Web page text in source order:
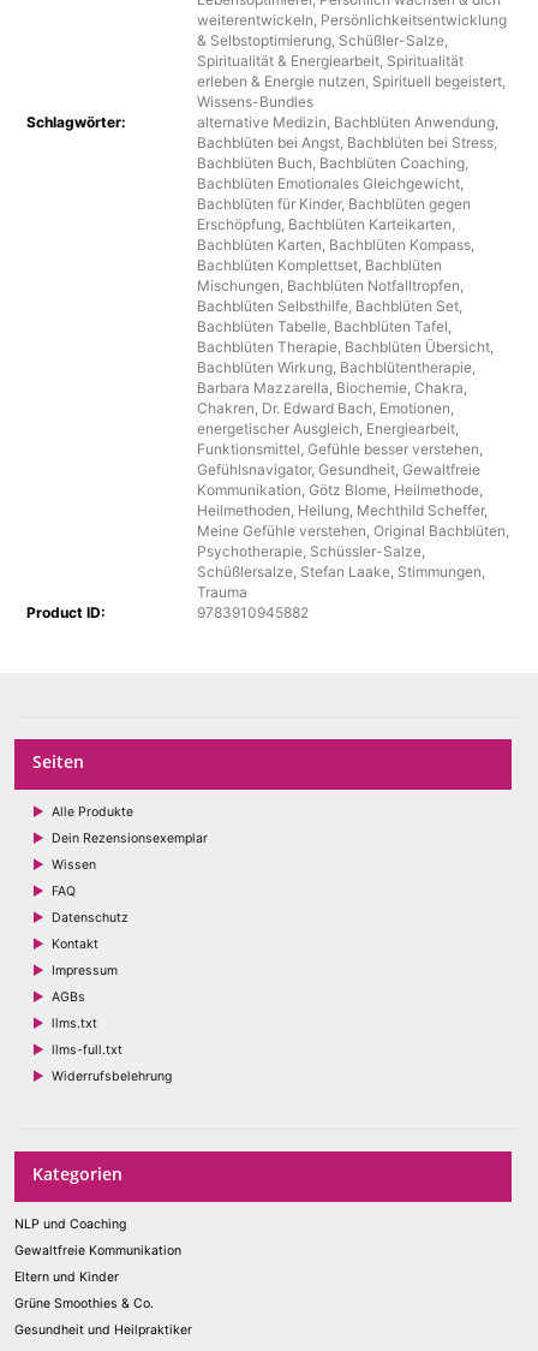
weiterentwickeln, Persönlichkeitsentwicklung
& Selbstoptimierung, Schüßler-Salze,
Spiritualität & Energiearbeit, Spiritualität
erleben & Energie nutzen, Spirituell begeistert,
Wissens-Bundles
Schlagwörter:
alternative Medizin, Bachblüten Anwendung,
Bachblüten bei Angst, Bachblüten bei Stress,
Bachblüten Buch, Bachblüten Coaching,
Bachblüten Emotionales Gleichgewicht,
Bachblüten für Kinder, Bachblüten gegen
Erschöpfung, Bachblüten Karteikarten,
Bachblüten Karten, Bachblüten Kompass,
Bachblüten Komplettset, Bachblüten
Mischungen, Bachblüten Notfalltropfen,
Bachblüten Selbsthilfe, Bachblüten Set,
Bachblüten Tabelle, Bachblüten Tafel,
Bachblüten Therapie, Bachblüten Übersicht,
Bachblüten Wirkung, Bachblütentherapie,
Barbara Mazzarella, Biochemie, Chakra,
Chakren, Dr. Edward Bach, Emotionen,
energetischer Ausgleich, Energiearbeit,
Funktionsmittel, Gefühle besser verstehen,
Gefühlsnavigator, Gesundheit, Gewaltfreie
Kommunikation, Götz Blome, Heilmethode,
Heilmethoden, Heilung, Mechthild Scheffer,
Meine Gefühle verstehen, Original Bachblüten,
Psychotherapie, Schüssler-Salze,
Schüßlersalze, Stefan Laake, Stimmungen,
Trauma
Product ID:
9783910945882
Seiten
Alle Produkte
Dein Rezensionsexemplar
Wissen
FAQ
Datenschutz
Kontakt
Impressum
AGBs
llms.txt
llms-full.txt
Widerrufsbelehrung
Kategorien
NLP und Coaching
Gewaltfreie Kommunikation
Eltern und Kinder
Grüne Smoothies & Co.
Gesundheit und Heilpraktiker